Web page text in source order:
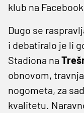
klub na
Dugo se
i debatiralo je li
Stadiona na
obnovom,
nogometa, za
kvalitetu.